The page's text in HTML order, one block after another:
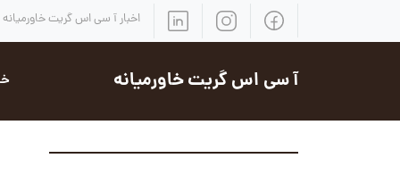
اخبار آ سی اس گریت خاورمیانه
آ سی اس گریت خاورمیانه